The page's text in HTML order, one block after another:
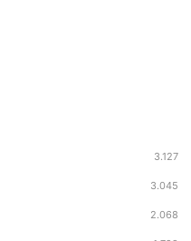
3.127
3.045
2.068